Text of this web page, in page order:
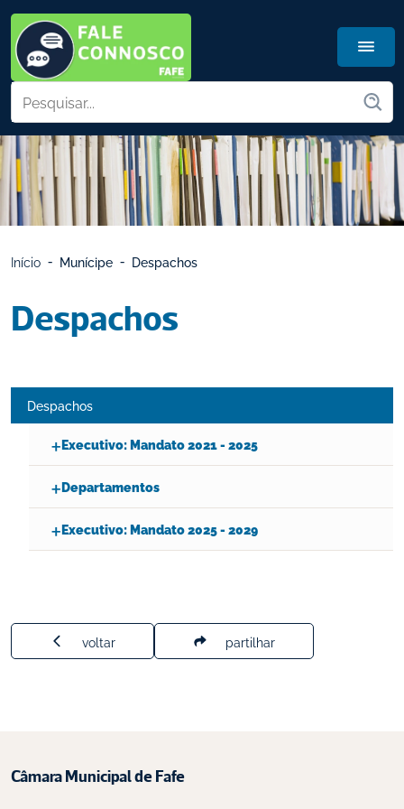
Início Munícipe Despachos
Despachos
Despachos
Executivo: Mandato 2021 - 2025
Departamentos
Executivo: Mandato 2025 - 2029
voltar partilhar
Câmara Municipal de Fafe